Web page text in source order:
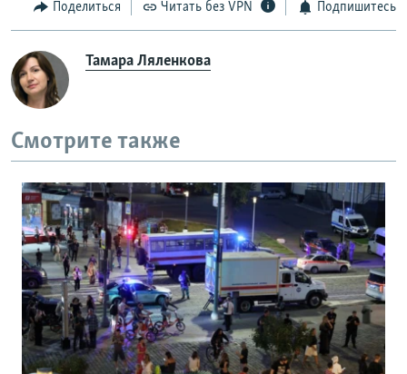
Поделиться Читать без VPN Подпишитесь
Тамара Ляленкова
Смотрите также